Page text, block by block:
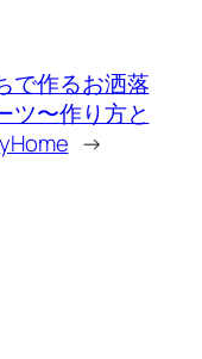
で作るお洒落
ツ〜作り方と
→